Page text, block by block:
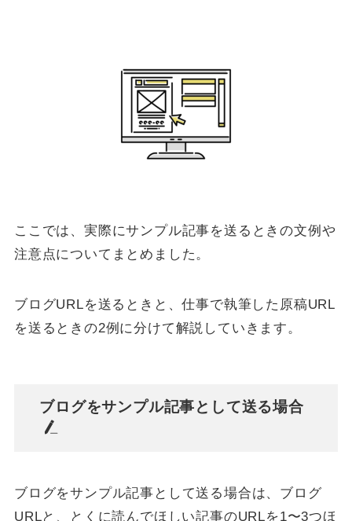
ここでは、実際にサンプル記事を送るときの文例や
注意点についてまとめました。
ブログURLを送るときと、仕事で執筆した原稿URL
を送るときの2例に分けて解説していきます。
ブログをサンプル記事として送る場合
ブログをサンプル記事として送る場合は、ブログ
URLと、とくに読んでほしい記事のURLを1〜3つほ